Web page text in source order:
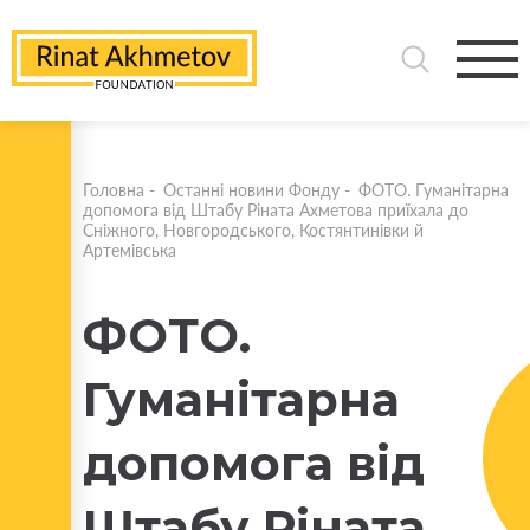
Головна - Останні новини Фонду - ФОТО. Гуманітарна
допомога від Штабу Ріната Ахметова приїхала до
Сніжного, Новгородського, Костянтинівки й
Артемівська
ФОТО.
Гуманітарна
допомога від